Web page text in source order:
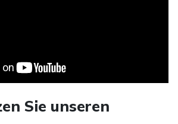
Sie unseren